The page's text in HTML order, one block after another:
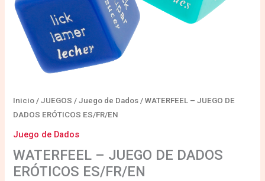
Inicio /JUEGOS /Juego de Dados / WATERFEEL – JUEGO DE
DADOS ERÓTICOS ES/FR/EN
Juego de Dados
WATERFEEL – JUEGO DE DADOS
ERÓTICOS ES/FR/EN